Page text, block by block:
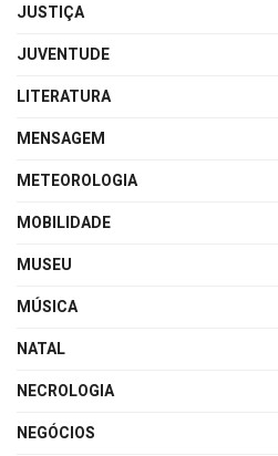
JUSTIÇA
JUVENTUDE
LITERATURA
MENSAGEM
METEOROLOGIA
MOBILIDADE
MUSEU
MÚSICA
NATAL
NECROLOGIA
NEGÓCIOS